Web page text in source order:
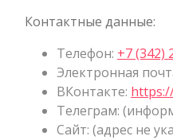
Контактные данные:
Телефон: +7 (342)
Электронная
ВКонтакте:
Телеграм:
Сайт: (адрес не